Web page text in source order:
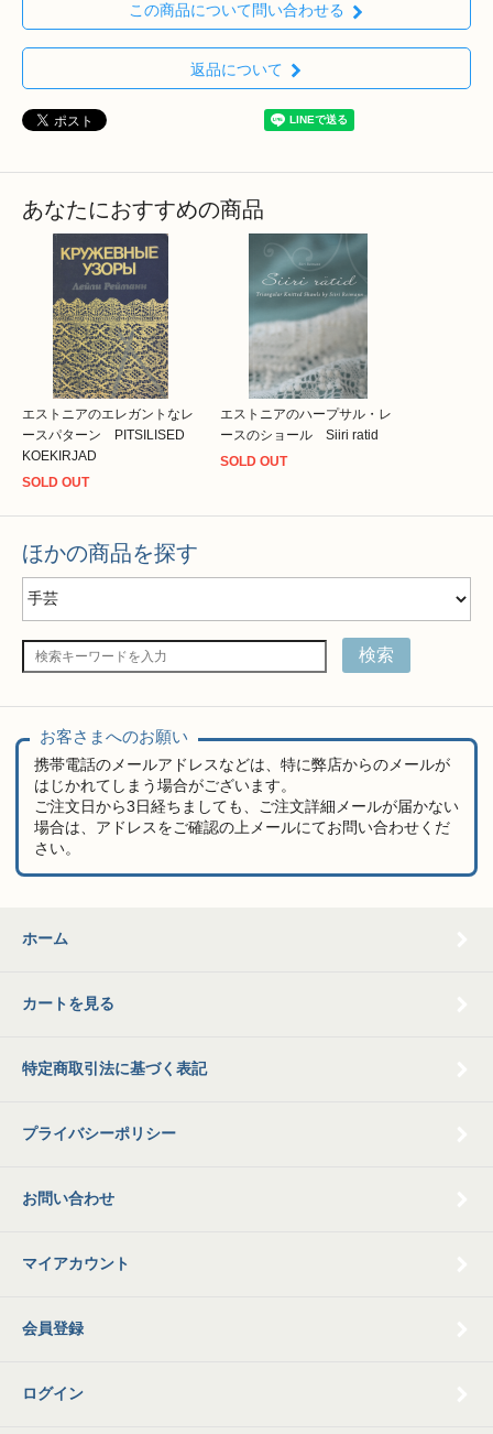
この商品について問い合わせる
返品について
あなたにおすすめの商品
エストニアのエレガントなレ
ースパターン PITSILISED
KOEKIRJAD
SOLD OUT
エストニアのハープサル・レ
ースのショール Siiri ratid
SOLD OUT
ほかの商品を探す
検索
お客さまへのお願い
携帯電話のメールアドレスなどは、特に弊店からのメールが
はじかれてしまう場合がございます。
ご注文日から3日経ちましても、ご注文詳細メールが届かない
場合は、アドレスをご確認の上メールにてお問い合わせくだ
さい。
ホーム
カートを見る
特定商取引法に基づく表記
プライバシーポリシー
お問い合わせ
マイアカウント
会員登録
ログイン